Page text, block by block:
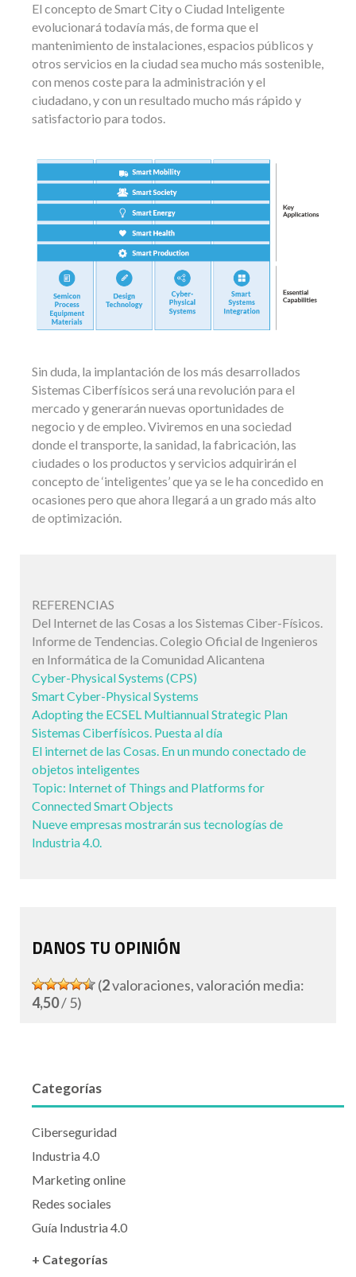
El concepto de Smart City o Ciudad Inteligente
evolucionará todavía más, de forma que el
mantenimiento de instalaciones, espacios públicos y
otros servicios en la ciudad sea mucho más sostenible,
con menos coste para la administración y el
ciudadano, y con un resultado mucho más rápido y
satisfactorio para todos.
Sin duda, la implantación de los más desarrollados
Sistemas Ciberfísicos será una revolución para el
mercado y generarán nuevas oportunidades de
negocio y de empleo. Viviremos en una sociedad
donde el transporte, la sanidad, la fabricación, las
ciudades o los productos y servicios adquirirán el
concepto de ‘inteligentes’ que ya se le ha concedido en
ocasiones pero que ahora llegará a un grado más alto
de optimización.
REFERENCIAS
Del Internet de las Cosas a los Sistemas Ciber-Físicos.
Informe de Tendencias. Colegio Oficial de Ingenieros
en Informática de la Comunidad Alicantena
Cyber-Physical Systems (CPS)
Smart Cyber-Physical Systems
Adopting the ECSEL Multiannual Strategic Plan
Sistemas Ciberfísicos. Puesta al día
El internet de las Cosas. En un mundo conectado de
objetos inteligentes
Topic: Internet of Things and Platforms for
Connected Smart Objects
Nueve empresas mostrarán sus tecnologías de
Industria 4.0.
DANOS TU OPINIÓN
(2valoraciones, valoración media:
4,50/ 5)
Categorías
Ciberseguridad
Industria 4.0
Marketing online
Redes sociales
Guía Industria 4.0
+ Categorías